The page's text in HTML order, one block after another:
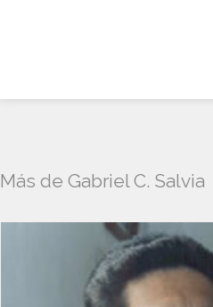
Más de Gabriel C. Salvia